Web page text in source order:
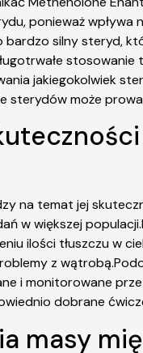
ponieważ wpływa
silny steryd,
jakiegokolwiek
sterydów może
na temat jej
w większej
ilości tłuszczu w
z
i monitorowane
dobrane
masy